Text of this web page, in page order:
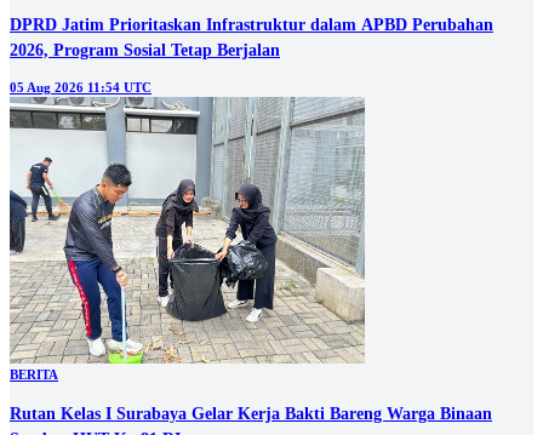
DPRD Jatim Prioritaskan Infrastruktur dalam APBD Perubahan
2026, Program Sosial Tetap Berjalan
05 Aug 2026 11:54 UTC
BERITA
Rutan Kelas I Surabaya Gelar Kerja Bakti Bareng Warga Binaan